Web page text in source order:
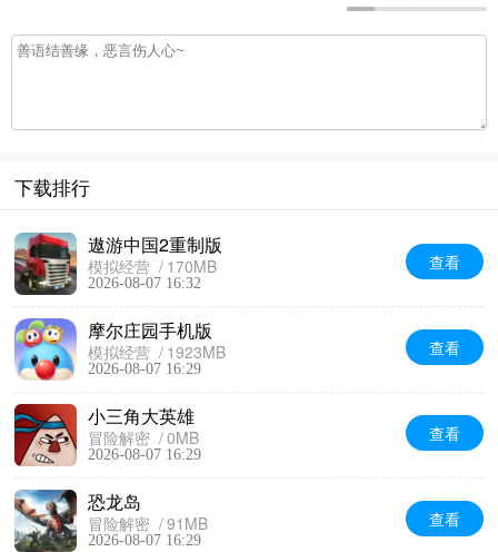
下载排行
遨游中国2重制版
模拟经营 170MB
2026-08-07 16:32
查看
摩尔庄园手机版
模拟经营 1923MB
2026-08-07 16:29
查看
小三角大英雄
冒险解密 0MB
2026-08-07 16:29
查看
恐龙岛
冒险解密 91MB
2026-08-07 16:29
查看